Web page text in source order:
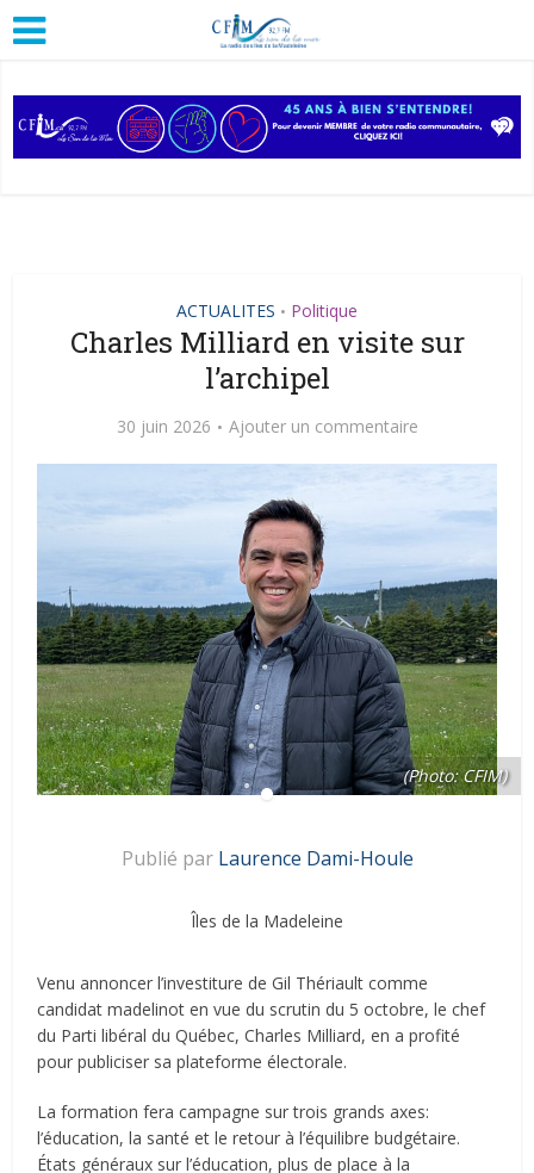
ACTUALITES • Politique
Charles Milliard en visite sur
l’archipel
30 juin 2026 Ajouter un commentaire
(Photo: CFIM)
Publié par Laurence Dami-Houle
Îles de la Madeleine
Venu annoncer l’investiture de Gil Thériault comme
candidat madelinot en vue du scrutin du 5 octobre, le chef
du Parti libéral du Québec, Charles Milliard, en a profité
pour publiciser sa plateforme électorale.
La formation fera campagne sur trois grands axes:
l’éducation, la santé et le retour à l’équilibre budgétaire.
États généraux sur l’éducation, plus de place à la